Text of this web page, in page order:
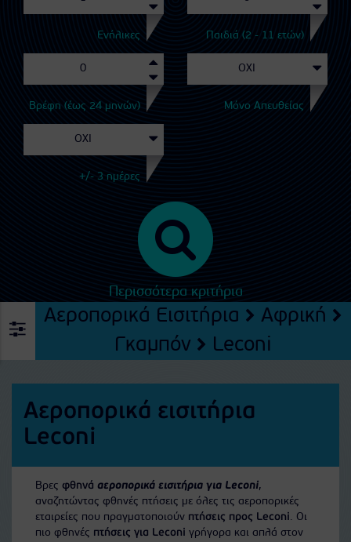
Ενήλικες Παιδιά (2 - 11 ετών)
Βρέφη (έως 24 μηνών) Μόνο Απευθείας
+/- 3 ημέρες
Περισσότερα κριτήρια
Αεροπορικά Εισιτήρια
Αφρική
Γκαμπόν
Leconi
Αεροπορικά εισιτήρια
Leconi
Βρες φθηνά αεροπορικά εισιτήρια για Leconi,
αναζητώντας φθηνές πτήσεις με όλες τις αεροπορικές
εταιρείες που πραγματοποιούν πτήσεις προς Leconi. Οι
πιο φθηνές πτήσεις για Leconi γρήγορα και απλά στον